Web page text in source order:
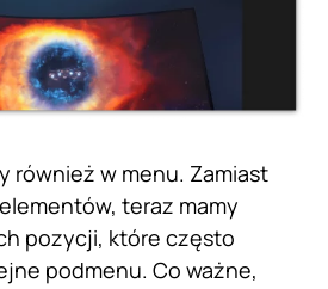
również w menu. Zamiast
teraz mamy
pozycji, które często
podmenu. Co ważne,